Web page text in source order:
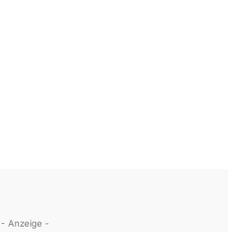
- Anzeige -